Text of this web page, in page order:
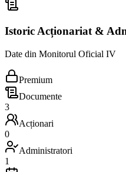
Istoric Acționariat &
Date din Monitorul Oficial IV
Premium
Documente
3
Acționari
0
Administratori
1